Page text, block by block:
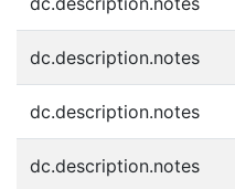
dc.description.notes
dc.description.notes
dc.description.notes